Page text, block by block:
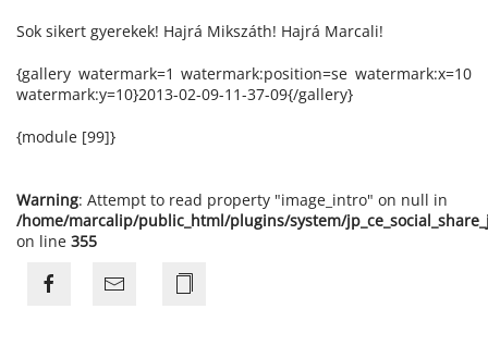
Sok sikert gyerekek! Hajrá Mikszáth! Hajrá Marcali!
{gallery watermark=1 watermark:position=se watermark:x=10
watermark:y=10}2013-02-09-11-37-09{/gallery}
{module [99]}
Warning: Attempt to read property "image_intro" on null in
/home/marcalip/public_html/plugins/system/
on line 355